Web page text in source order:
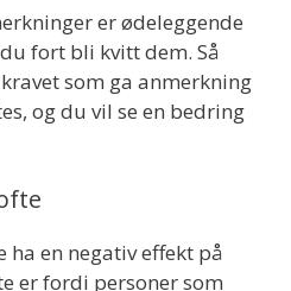
er ødeleggende
fort bli kvitt dem. Så
som ga anmerkning
og du vil se en bedring
en negativ effekt på
er fordi personer som